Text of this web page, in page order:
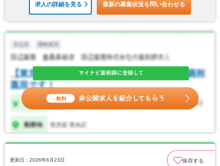
求人の詳細を見る 最新の募集状況を問い合わせる
更新日：2026年6月23日 保存する